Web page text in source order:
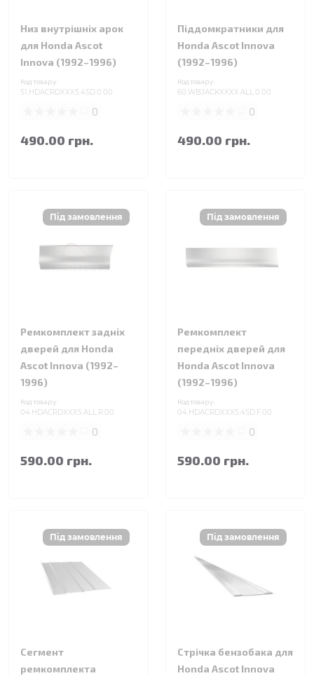
Низ внутрішніх арок
для Honda Ascot
Innova (1992–1996)
Код товару:
51.HDACRDXXX5.4SD.0.00
0
490.00 грн.
Піддомкратники для
Honda Ascot Innova
(1992–1996)
Код товару:
60.WBJACKXXXX.ALL.0.00
0
490.00 грн.
Ремкомплект задніх
дверей для Honda
Ascot Innova (1992–
1996)
Код товару:
04.HDACRDXXX5.ALL.R.00
0
590.00 грн.
Ремкомплект
передніх дверей для
Honda Ascot Innova
(1992–1996)
Код товару:
04.HDACRDXXX5.4SD.F.00
0
590.00 грн.
Сегмент
ремкомплекта
Стрічка бензобака для
Honda Ascot Innova